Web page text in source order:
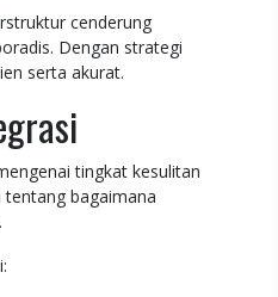
cenderung
Dengan strategi
serta akurat.
tingkat kesulitan
tentang bagaimana